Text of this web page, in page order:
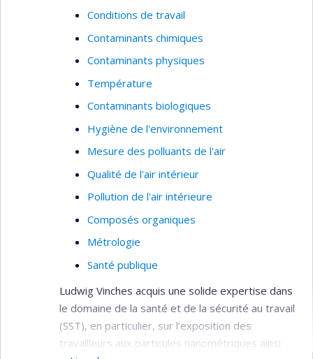
Conditions de travail
Contaminants chimiques
Contaminants physiques
Température
Contaminants biologiques
Hygiène de l'environnement
Mesure des polluants de l'air
Qualité de l'air intérieur
Pollution de l'air intérieure
Composés organiques
Métrologie
Santé publique
Ludwig Vinches acquis une solide expertise dans
le domaine de la santé et de la sécurité au travail
(SST), en particulier, sur l’exposition des
travailleurs aux particules nanométriques ainsi